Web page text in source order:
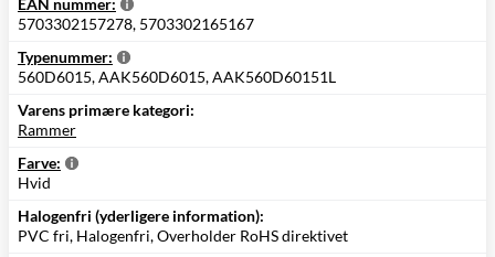
5703302157278, 5703302165167
Typenummer:
560D6015, AAK560D6015, AAK560D60151L
Varens primære kategori:
Rammer
Farve:
Hvid
Halogenfri (yderligere information):
PVC fri, Halogenfri, Overholder RoHS direktivet